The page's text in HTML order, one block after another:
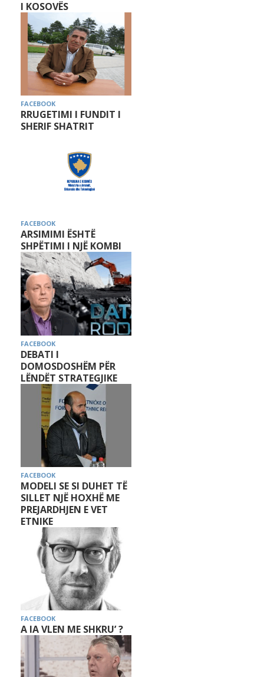
I KOSOVËS
FACEBOOK
RRUGETIMI I FUNDIT I
SHERIF SHATRIT
FACEBOOK
ARSIMIMI ËSHTË
SHPËTIMI I NJË KOMBI
FACEBOOK
DEBATI I
DOMOSDOSHËM PËR
LËNDËT STRATEGJIKE
FACEBOOK
MODELI SE SI DUHET TË
SILLET NJË HOXHË ME
PREJARDHJEN E VET
ETNIKE
FACEBOOK
A IA VLEN ME SHKRU’ ?